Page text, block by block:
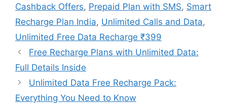
Cashback Offers, Prepaid Plan with SMS, Smart
Recharge Plan India, Unlimited Calls and Data,
Unlimited Free Data Recharge ₹399
Free Recharge Plans with Unlimited Data:
Full Details Inside
Unlimited Data Free Recharge Pack:
Everything You Need to Know